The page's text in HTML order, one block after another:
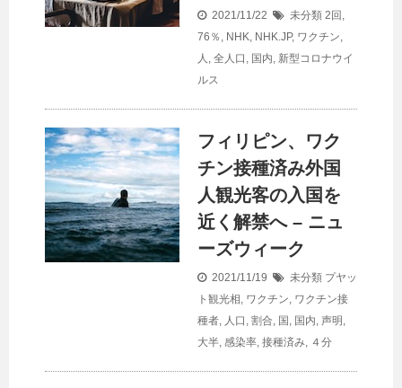
2021/11/22 未分類 2回 ,
76％ , NHK, NHK.JP, ワクチン,
人 , 全人口 , 国内, 新型コロナウイ
ルス
フィリピン、ワク
チン接種済み外国
人観光客の入国を
近く解禁へ – ニュ
ーズウィーク
2021/11/19 未分類 プヤッ
ト観光相, ワクチン, ワクチン接
種者, 人口 , 割合, 国 , 国内, 声明 ,
大半, 感染率, 接種済み, ４分